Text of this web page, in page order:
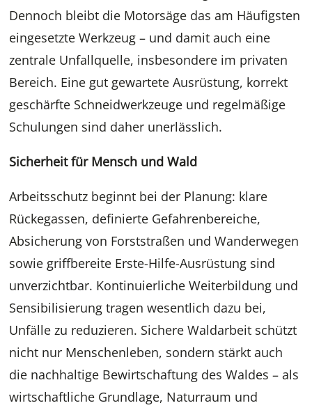
Dennoch bleibt die Motorsäge das am Häufigsten
eingesetzte Werkzeug – und damit auch eine
zentrale Unfallquelle, insbesondere im privaten
Bereich. Eine gut gewartete Ausrüstung, korrekt
geschärfte Schneidwerkzeuge und regelmäßige
Schulungen sind daher unerlässlich.
Sicherheit für Mensch und Wald
Arbeitsschutz beginnt bei der Planung: klare
Rückegassen, definierte Gefahrenbereiche,
Absicherung von Forststraßen und Wanderwegen
sowie griffbereite Erste-Hilfe-Ausrüstung sind
unverzichtbar. Kontinuierliche Weiterbildung und
Sensibilisierung tragen wesentlich dazu bei,
Unfälle zu reduzieren. Sichere Waldarbeit schützt
nicht nur Menschenleben, sondern stärkt auch
die nachhaltige Bewirtschaftung des Waldes – als
wirtschaftliche Grundlage, Naturraum und